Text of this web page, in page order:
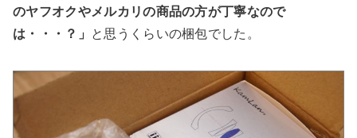
のヤフオクやメルカリの商品の方が丁寧なので
は・・・？」
と思うくらいの梱包でした。